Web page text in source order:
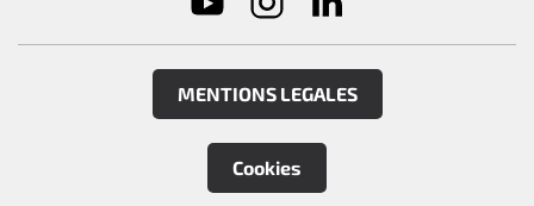
MENTIONS LEGALES
Cookies